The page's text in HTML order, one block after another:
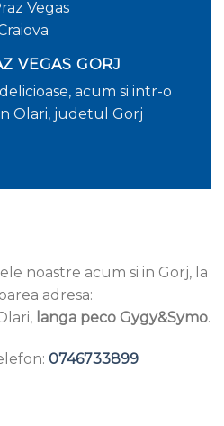
VEGAS GORJ
acum si intr-o
Olari, judetul Gorj
noastre acum si in Gorj, la
adresa:
langa peco Gygy&Symo.
0746733899